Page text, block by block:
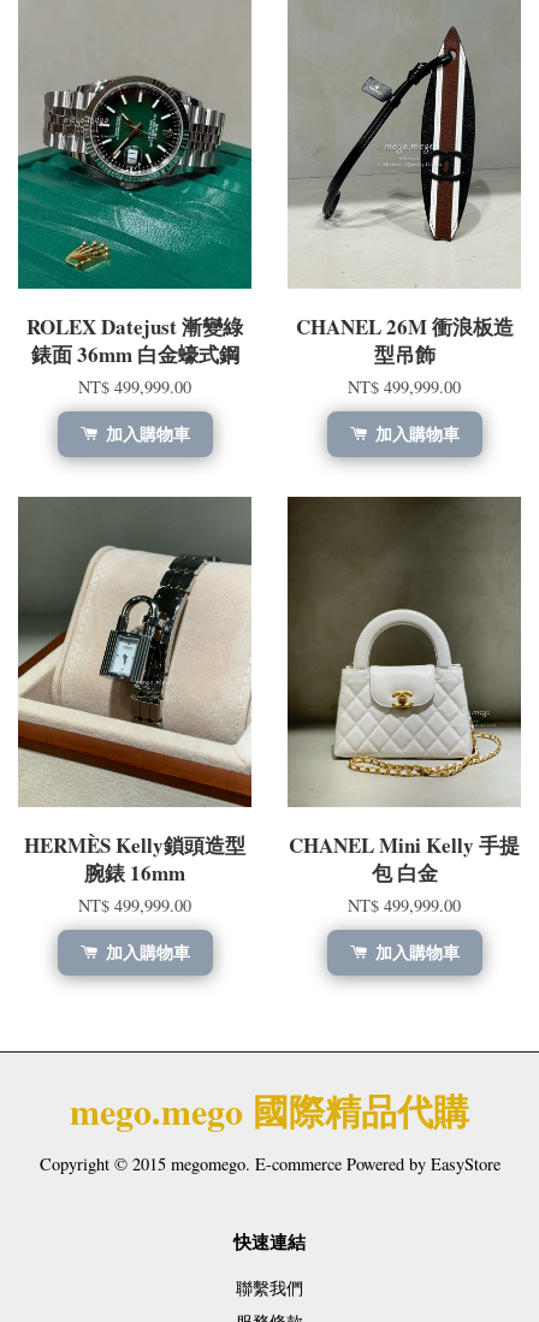
ROLEX Datejust 漸變綠
錶面 36mm 白金蠔式鋼
NT$ 499,999.00
加入購物車
CHANEL 26M 衝浪板造
型吊飾
NT$ 499,999.00
加入購物車
HERMÈS Kelly鎖頭造型
腕錶 16mm
NT$ 499,999.00
加入購物車
CHANEL Mini Kelly 手提
包 白金
NT$ 499,999.00
加入購物車
mego.mego 國際精品代購
Copyright © 2015 megomego. E-commerce Powered by EasyStore
快速連結
聯繫我們